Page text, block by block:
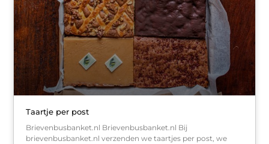
Taartje per post
Brievenbusbanket.nl Brievenbusbanket.nl Bij
brievenbusbanket.nl verzenden we taartjes per post, we